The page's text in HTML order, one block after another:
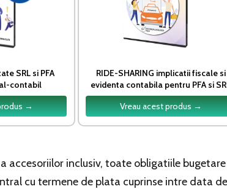
SRL si PFA
contabil
→
RIDE-SHARING implicatii fiscale si
evidenta contabila pentru PFA si
Vreau acest produs →
accesoriilor inclusiv, toate obligatiile bugetare
cu termene de plata cuprinse intre data de